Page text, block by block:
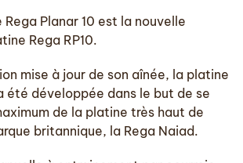
Planar 10 est la nouvelle
Rega RP10.
mise à jour de son aînée, la platine
été développée dans le but de se
de la platine très haut de
britannique, la Rega Naiad.